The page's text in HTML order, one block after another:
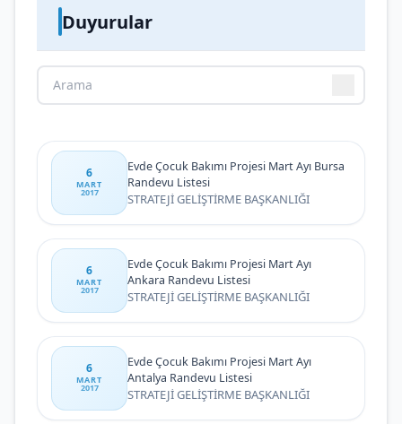
Duyurular
6
MART
2017
Evde Çocuk Bakımı Projesi Mart Ayı Bursa
Randevu Listesi
STRATEJİ GELİŞTİRME BAŞKANLIĞI
6
MART
2017
Evde Çocuk Bakımı Projesi Mart Ayı
Ankara Randevu Listesi
STRATEJİ GELİŞTİRME BAŞKANLIĞI
6
MART
2017
Evde Çocuk Bakımı Projesi Mart Ayı
Antalya Randevu Listesi
STRATEJİ GELİŞTİRME BAŞKANLIĞI